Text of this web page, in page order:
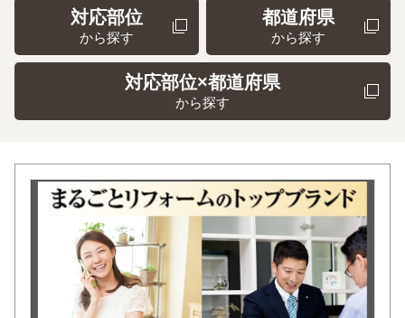
対応部位
から探す
都道府県
から探す
対応部位×都道府県
から探す